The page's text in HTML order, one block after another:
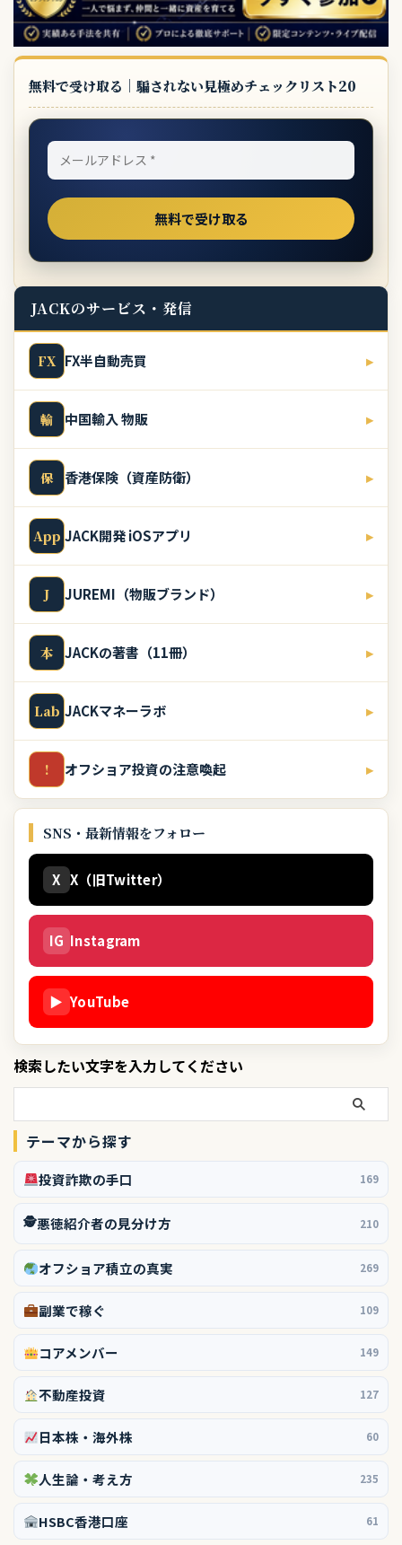
無料で受け取る｜騙されない見極めチェックリスト20
JACKのサービス・発信
FX FX半自動売買 ▸
輸 中国輸入 物販 ▸
保 香港保険（資産防衛） ▸
App JACK開発 iOSアプリ ▸
J JUREMI（物販ブランド） ▸
本 JACKの著書（11冊） ▸
Lab JACKマネーラボ ▸
! オフショア投資の注意喚起 ▸
SNS・最新情報をフォロー
X X（旧Twitter）
IG Instagram
▶ YouTube
検索したい文字を入力してください
テーマから探す
投資詐欺の手口 169
🕵️悪徳紹介者の見分け方 210
オフショア積立の真実 269
副業で稼ぐ 109
コアメンバー 149
不動産投資 127
日本株・海外株 60
人生論・考え方 235
HSBC香港口座 61